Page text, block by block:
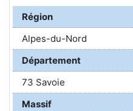
Région
Alpes-du-Nord
Département
73 Savoie
Massif